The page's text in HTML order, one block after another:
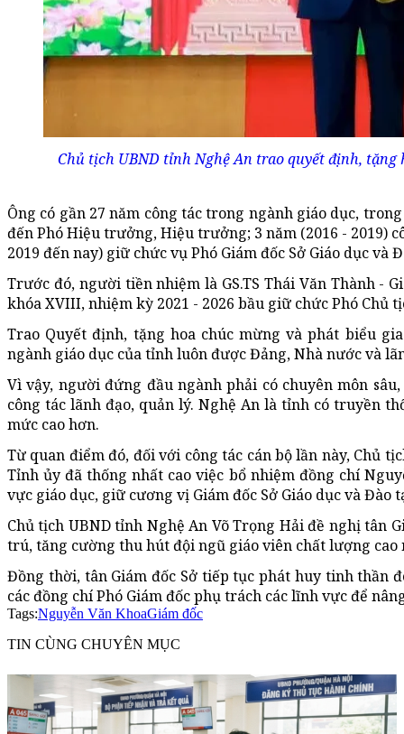
Chủ tịch UBND tỉnh Nghệ An trao quyết định,
Ông có gần 27 năm công tác trong ngành giáo dục,
đến Phó Hiệu trưởng, Hiệu trưởng; 3 năm (2016 - 2019)
2019 đến nay) giữ chức vụ Phó Giám đốc Sở Giáo dục
Trước đó, người tiền nhiệm là GS.TS Thái Văn Thành -
khóa XVIII, nhiệm kỳ 2021 - 2026 bầu giữ chức Phó Chủ
Trao Quyết định, tặng hoa chúc mừng và phát biểu
ngành giáo dục của tỉnh luôn được Đảng, Nhà nước và
Vì vậy, người đứng đầu ngành phải có chuyên môn
công tác lãnh đạo, quản lý. Nghệ An là tỉnh có truyền
mức cao hơn.
Từ quan điểm đó, đối với công tác cán bộ lần này, Chủ
Tỉnh ủy đã thống nhất cao việc bổ nhiệm đồng chí
vực giáo dục, giữ cương vị Giám đốc Sở Giáo dục và Đào
Chủ tịch UBND tỉnh Nghệ An Võ Trọng Hải đề nghị tân
trú, tăng cường thu hút đội ngũ giáo viên chất lượng
Đồng thời, tân Giám đốc Sở tiếp tục phát huy tinh thần
các đồng chí Phó Giám đốc phụ trách các lĩnh vực để
Tags:Nguyễn Văn KhoaGiám đốc
TIN CÙNG CHUYÊN MỤC